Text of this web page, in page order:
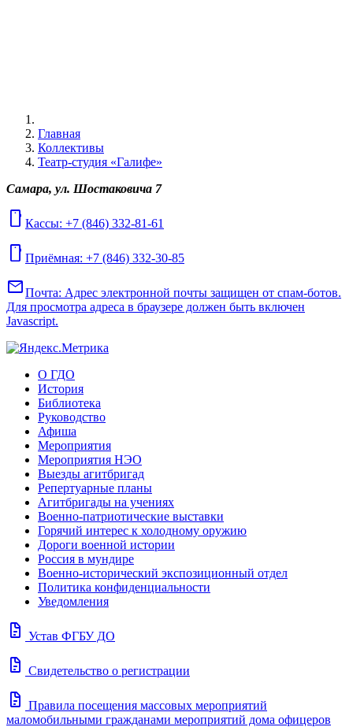
Главная
Коллективы
Театр-студия «Галифе»
Самара, ул. Шостаковича 7
mobile Кассы: +7 (846) 332-81-61
mobile Приёмная: +7 (846) 332-30-85
mailПочта: Адрес электронной почты защищен от спам-ботов.
Для просмотра адреса в браузере должен быть включен
Javascript.
О ГДО
История
Библиотека
Руководство
Афиша
Мероприятия
Мероприятия НЭО
Выезды агитбригад
Репертуарные планы
Агитбригады на учениях
Военно-патриотические выставки
Горячий интерес к холодному оружию
Дороги военной истории
Россия в мундире
Военно-исторический экспозиционный отдел
Политика конфиденциальности
Уведомления
docs Устав ФГБУ ДО
docs Свидетельство о регистрации
docs Правила посещения массовых мероприятий
маломобильными гражданами мероприятий дома офицеров